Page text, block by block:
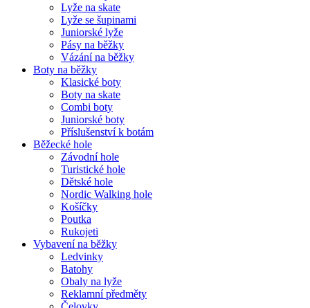
Lyže na skate
Lyže se šupinami
Juniorské lyže
Pásy na běžky
Vázání na běžky
Boty na běžky
Klasické boty
Boty na skate
Combi boty
Juniorské boty
Příslušenství k botám
Běžecké hole
Závodní hole
Turistické hole
Dětské hole
Nordic Walking hole
Košíčky
Poutka
Rukojeti
Vybavení na běžky
Ledvinky
Batohy
Obaly na lyže
Reklamní předměty